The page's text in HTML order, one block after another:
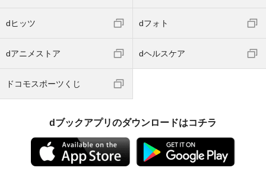
dヒッツ dフォト
dアニメストア dヘルスケア
ドコモスポーツくじ
dブックアプリのダウンロードはコチラ